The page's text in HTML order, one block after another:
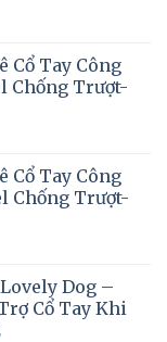
Cổ Tay Công
Chống Trượt-
Cổ Tay Công
Chống Trượt-
Dog –
Cổ Tay Khi